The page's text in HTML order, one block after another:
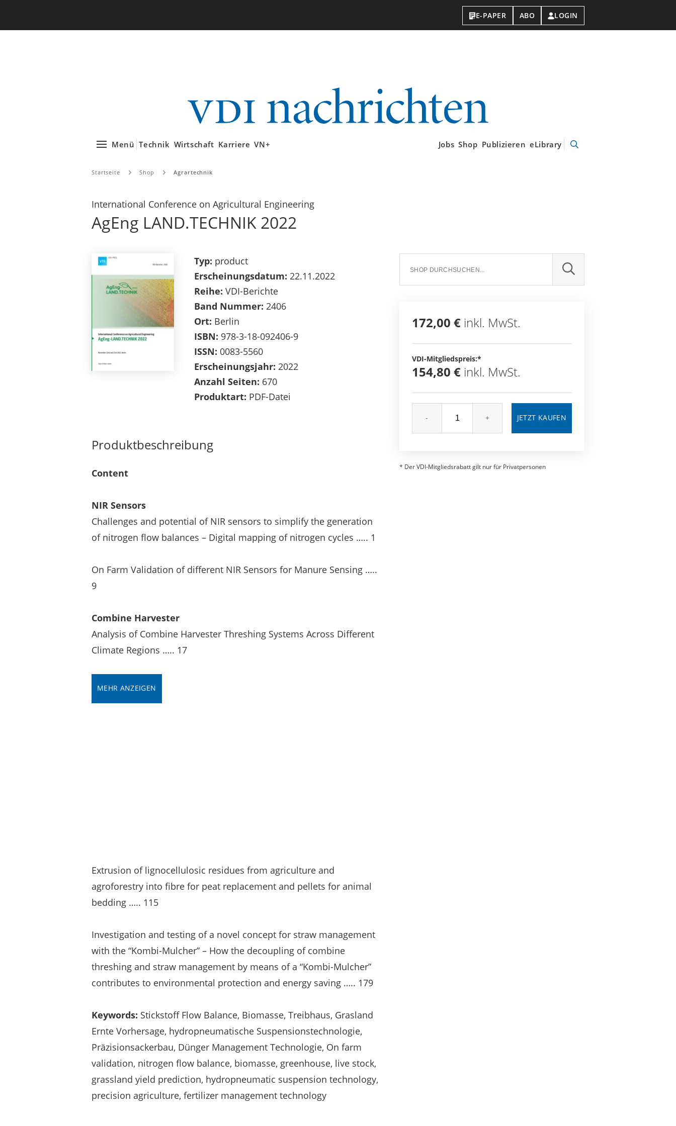
E-PAPER ABO LOGIN
Menü Technik Wirtschaft Karriere VN+ Jobs Shop Publizieren eLibrary
Startseite Shop Agrartechnik
International Conference on Agricultural Engineering
AgEng LAND.TECHNIK 2022
Typ: product
Erscheinungsdatum: 22.11.2022
Reihe: VDI-Berichte
Band Nummer: 2406
Ort: Berlin
ISBN: 978-3-18-092406-9
ISSN: 0083-5560
Erscheinungsjahr: 2022
Anzahl Seiten: 670
Produktart: PDF-Datei
Produktbeschreibung
Content
NIR Sensors
Challenges and potential of NIR sensors to simplify the generation
of nitrogen flow balances – Digital mapping of nitrogen cycles ….. 1
On Farm Validation of different NIR Sensors for Manure Sensing …..
9
Combine Harvester
Analysis of Combine Harvester Threshing Systems Across Different
Climate Regions ….. 17
MEHR ANZEIGEN
Extrusion of lignocellulosic residues from agriculture and
agroforestry into fibre for peat replacement and pellets for animal
bedding ….. 115
Investigation and testing of a novel concept for straw management
with the “Kombi-Mulcher” – How the decoupling of combine
threshing and straw management by means of a “Kombi-Mulcher”
contributes to environmental protection and energy saving ….. 179
Keywords: Stickstoff Flow Balance, Biomasse, Treibhaus, Grasland
Ernte Vorhersage, hydropneumatische Suspensionstechnologie,
Präzisionsackerbau, Dünger Management Technologie, On farm
validation, nitrogen flow balance, biomasse, greenhouse, live stock,
grassland yield prediction, hydropneumatic suspension technology,
precision agriculture, fertilizer management technology
SUCHE
172,00 € inkl. MwSt.
VDI-Mitgliedspreis:*
154,80 € inkl. MwSt.
- +
* Der VDI-Mitgliedsrabatt gilt nur für Privatpersonen